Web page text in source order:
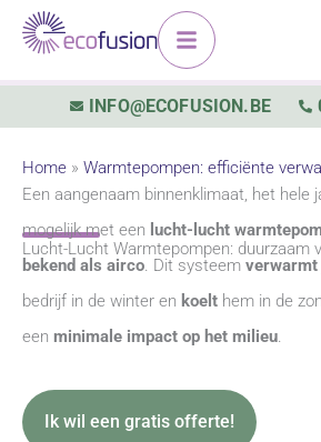
Spring
naar
inhoud
INFO@ECOFUSION.BE
Home » Warmtepompen: efficiënte
Lucht-Lucht Warmtepompen: duurzaam
Een aangenaam binnenklimaat, het hele
mogelijk met een lucht-lucht
bekend als airco. Dit systeem verwarmt
bedrijf in de winter en koelt hem in de
een minimale impact op het milieu.
Ik wil een gratis offerte!